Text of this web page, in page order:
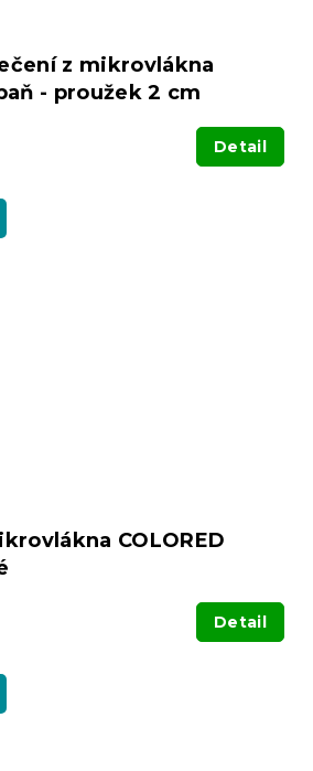
z mikrovlákna
- proužek 2 cm
Detail
COLORED
Detail